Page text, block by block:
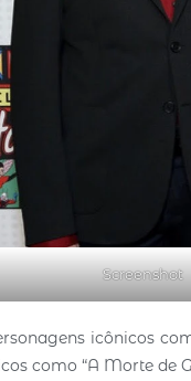
Screenshot
icônicos
como “A Morte de